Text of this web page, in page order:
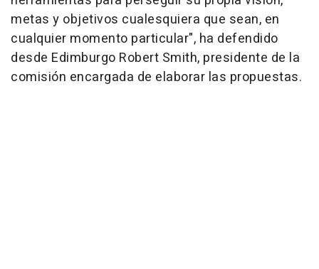
metas y objetivos cualesquiera que sean, en
cualquier momento particular", ha defendido
desde Edimburgo Robert Smith, presidente de la
comisión encargada de elaborar las propuestas.